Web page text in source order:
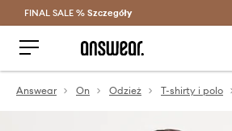
Oszczędzaj z Answear Club >
FINAL SALE % Szczegóły
Answear On Odzież T-shirty i polo